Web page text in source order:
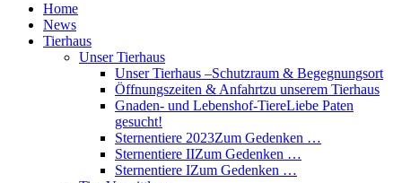
Home
News
Tierhaus
Unser Tierhaus
Unser Tierhaus –Schutzraum & Begegnungsort
Öffnungszeiten & Anfahrtzu unserem Tierhaus
Gnaden- und Lebenshof-TiereLiebe Paten
gesucht!
Sternentiere 2023Zum Gedenken …
Sternentiere IIZum Gedenken …
Sternentiere IZum Gedenken …